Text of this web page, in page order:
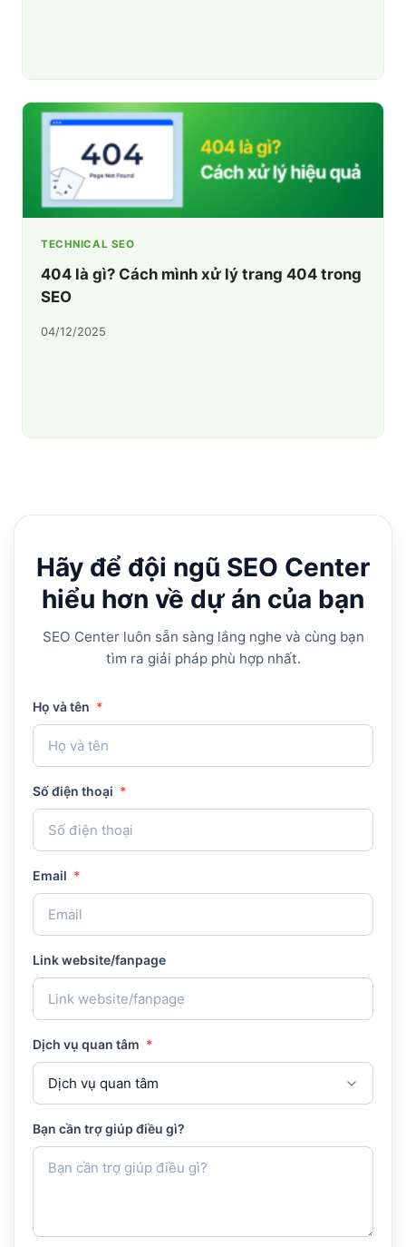
TECHNICAL SEO
404 là gì? Cách mình xử lý trang 404 trong
SEO
04/12/2025
Hãy để đội ngũ SEO Center
hiểu hơn về dự án của bạn
SEO Center luôn sẵn sàng lắng nghe và cùng bạn
tìm ra giải pháp phù hợp nhất.
Họ và tên *
Số điện thoại *
Email *
Link website/fanpage
Dịch vụ quan tâm *
Bạn cần trợ giúp điều gì?